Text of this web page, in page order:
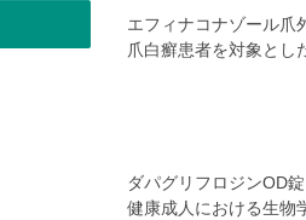
エフィナコナゾール爪
爪白癬患者を対象と
ダパグリフロジンOD
健康成人における生